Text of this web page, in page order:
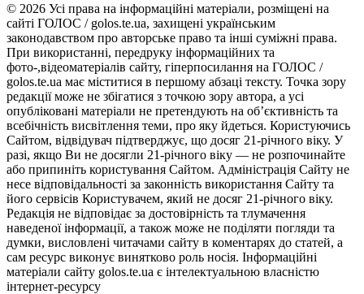
© 2026 Усі права на інформаційні матеріали, розміщені на
сайті ГОЛОС / golos.te.ua, захищені українським
законодавством про авторське право та інші суміжні права.
При використанні, передруку інформаційних та
фото-,відеоматеріалів сайту, гіперпосилання на ГОЛОС /
golos.te.ua має міститися в першому абзаці тексту. Точка зору
редакції може не збігатися з точкою зору автора, а усі
опубліковані матеріали не претендують на об’єктивність та
всебічність висвітлення теми, про яку йдеться. Користуючись
Сайтом, відвідувач підтверджує, що досяг 21-річного віку. У
разі, якщо Ви не досягли 21-річного віку — не розпочинайте
або припиніть користування Сайтом. Адміністрація Сайту не
несе відповідальності за законність використання Сайту та
його сервісів Користувачем, який не досяг 21-річного віку.
Редакція не відповідає за достовірність та тлумачення
наведеної інформації, а також може не поділяти погляди та
думки, висловлені читачами сайту в коментарях до статей, а
сам ресурс виконує винятково роль носія. Інформаційні
матеріали сайту golos.te.ua є інтелектуальною власністю
інтернет-ресурсу